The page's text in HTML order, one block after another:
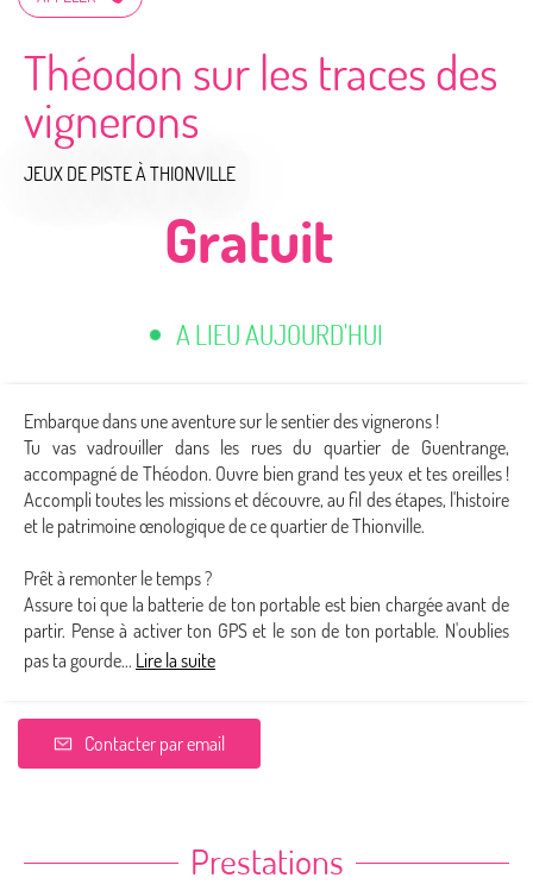
Théodon sur les traces des
vignerons
JEUX DE PISTEÀ THIONVILLE
Gratuit
A LIEU AUJOURD'HUI
Embarque dans une aventure sur le sentier des vignerons !
Tu vas vadrouiller dans les rues du quartier de Guentrange,
accompagné de Théodon. Ouvre bien grand tes yeux et tes oreilles !
Accompli toutes les missions et découvre, au fil des étapes, l'histoire
et le patrimoine œnologique de ce quartier de Thionville.
Prêt à remonter le temps ?
Assure toi que la batterie de ton portable est bien chargée avant de
partir. Pense à activer ton GPS et le son de ton portable. N'oublies
pas ta gourde... Lire la suite
Contacter par email
Prestations